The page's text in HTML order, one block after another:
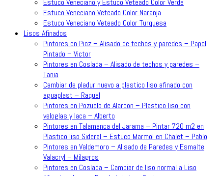
Estuco Veneciano y Estuco Veteado Color Verde
Estuco Veneciano Veteado Color Naranja
Estuco Veneciano Veteado Color Turquesa
Lisos Afinados
Pintores en Pioz – Alisado de techos y paredes – Papel
Pintado – Victor
Pintores en Coslada – Alisado de techos y paredes –
Tania
Cambiar de pladur nuevo a plastico liso afinado con
aguaplast – Raquel
Pintores en Pozuelo de Alarcon – Plastico liso con
veloglas y laca – Alberto
Pintores en Talamanca del Jarama – Pintar 720 m2 en
Plastico liso Sideral – Estuco Marmol en Chalet – Pablo
Pintores en Valdemoro – Alisado de Paredes y Esmalte
Valacryl – Milagros
Pintores en Coslada – Cambiar de liso normal a Liso